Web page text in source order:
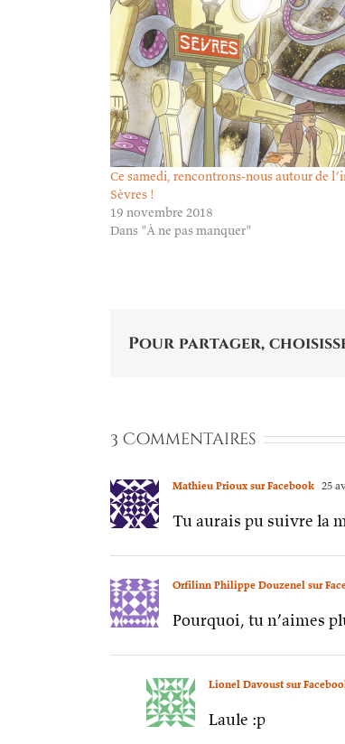
Ce samedi, rencontrons-nous autour de
Sèvres !
19 novembre 2018
Dans "À ne pas manquer"
Pour partager,
3 Commentaires
Mathieu Prioux sur Facebook 25
Tu aurais pu suivre la
Orfilinn Philippe Douzenel sur
Pourquoi, tu n’aimes
Lionel Davoust sur
Laule :p